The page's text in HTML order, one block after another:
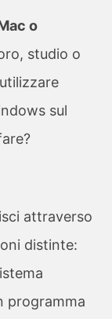
o
studio o
sul
attraverso
distinte:
programma